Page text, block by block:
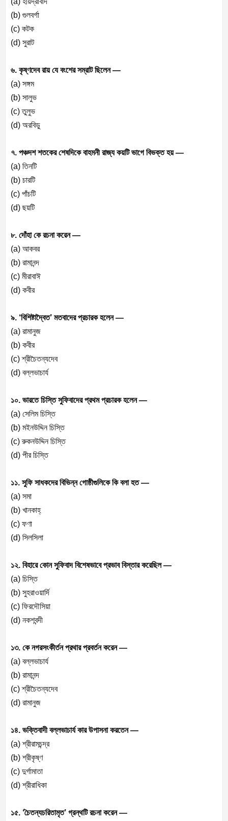
(b) গুলবর্গা
(c) কটক
(d) সুরাট
৬. কৃষ্ণদেব রায় যে বংশের সম্রাট ছিলেন —
(a) সঙ্গম
(b) সালুভ
(c) তুলুভ
(d) অরবিডু
৭. পঞ্চদশ শতকের শেষদিকে বাহমনী রাজ্য কয়টি ভাগে বিভক্ত হয় —
(a) তিনটি
(b) চারটি
(c) পাঁচটি
(d) ছয়টি
৮. দোঁহা কে রচনা করেন —
(a) আকবর
(b) রামানন্দ
(c) মীরাবাঈ
(d) কবীর
৯. ‘বিশিষ্টাদ্বৈত’ মতবাদের প্রচারক হলেন —
(a) রামানুজ
(b) কবীর
(c) শ্রীচৈতন্যদেব
(d) বল্লভাচার্য
১০. ভারতে চিস্তি সুফিবাদের প্রথম প্রচারক হলেন —
(a) সেলিম চিস্তি
(b) মইনউদ্দিন চিস্তি
(c) রুকনউদ্দিন চিস্তি
(d) পীর চিস্তি
১১. সুফি সাধকদের বিভিন্ন গোষ্ঠীগুলিকে কি বলা হত —
(a) সমা
(b) খানকাহ্
(c) ফণা
(d) সিলসিলা
১২. বিহারে কোন সুফিবাদ বিশেষভাবে প্রভাব বিস্তার করেছিল —
(a) চিস্তি
(b) সুহরাওয়ার্দি
(c) ফিরদৌসিয়া
(d) নকশবন্দী
১৩. কে নগরসংকীর্তন প্রথার প্রবর্তন করেন —
(a) বল্লভাচার্য
(b) রামানন্দ
(c) শ্রীচৈতন্যদেব
(d) রামানুজ
১৪. ভক্তিবাদী বল্লভাচার্য কার উপাসনা করতেন —
(a) শ্রীরামচন্দ্র
(b) শ্রীকৃষ্ণ
(c) দুর্গামাতা
(d) শ্রীরাধিকা
১৫. ‘চৈতন্যচরিতামৃত’ গ্রন্থটি রচনা করেন —